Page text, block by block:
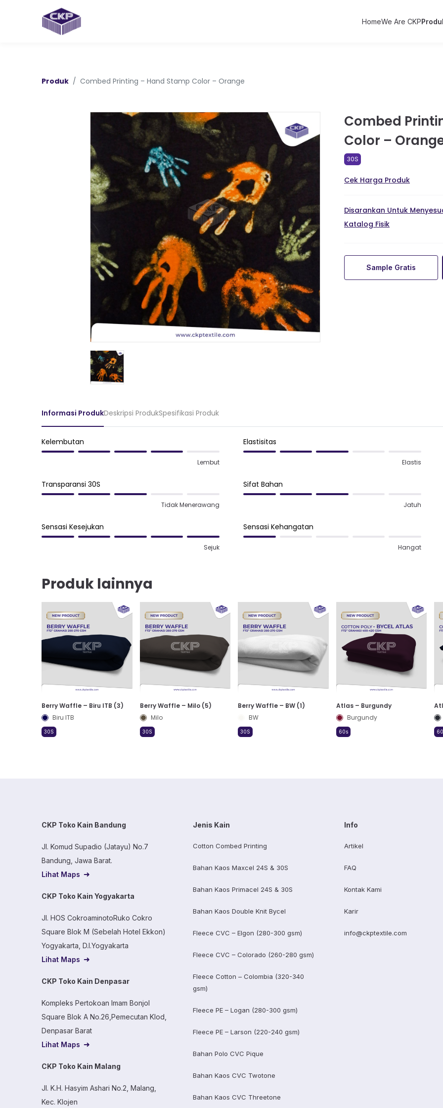
HomeWe Are CKP
Produk Combed Printing – Hand Stamp Color – Orange
Combed
Color –
30S
Cek Harga Produk
Disarankan Untuk
Katalog Fisik
Sample Gratis
Informasi ProdukDeskripsi ProdukSpesifikasi Produk
Kelembutan
Lembut
Elastisitas
Elastis
Transparansi 30S
Tidak Menerawang
Sifat Bahan
Jatuh
Sensasi Kesejukan
Sejuk
Sensasi Kehangatan
Hangat
Produk lainnya
Berry Waffle – Biru ITB (3)
Biru ITB
30S
Berry Waffle – Milo (5)
Milo
30S
Berry Waffle – BW (1)
BW
30S
Atlas – Burgundy
Burgundy
60s
CKP Toko Kain Bandung
Jl. Komud Supadio (Jatayu) No.7
Bandung, Jawa Barat.
Lihat Maps
CKP Toko Kain Yogyakarta
Jl. HOS CokroaminotoRuko Cokro
Square Blok M (Sebelah Hotel Ekkon)
Yogyakarta, D.I.Yogyakarta
Lihat Maps
CKP Toko Kain Denpasar
Kompleks Pertokoan Imam Bonjol
Square Blok A No.26,Pemecutan Klod,
Denpasar Barat
Lihat Maps
CKP Toko Kain Malang
Jl. K.H. Hasyim Ashari No.2, Malang,
Kec. Klojen
Jenis Kain
Cotton Combed Printing
Bahan Kaos Maxcel 24S & 30S
Bahan Kaos Primacel 24S & 30S
Bahan Kaos Double Knit Bycel
Fleece CVC – Elgon (280-300 gsm)
Fleece CVC – Colorado (260-280 gsm)
Fleece Cotton – Colombia (320-340
gsm)
Fleece PE – Logan (280-300 gsm)
Fleece PE – Larson (220-240 gsm)
Bahan Polo CVC Pique
Bahan Kaos CVC Twotone
Bahan Kaos CVC Threetone
Info
Artikel
FAQ
Kontak Kami
Karir
info@ckptextile.com